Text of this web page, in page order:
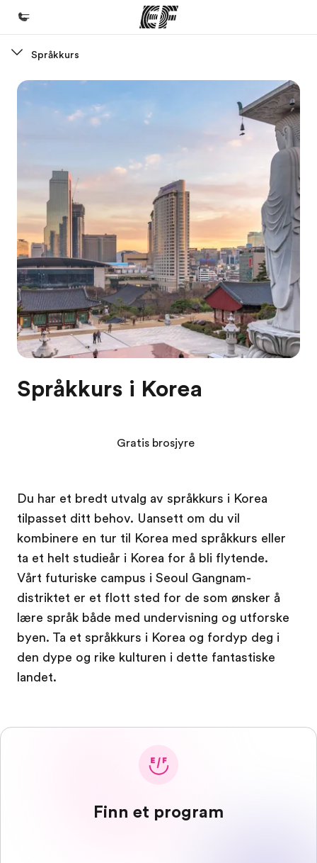
Velkommen til EF
Programmer
Kontorer
Om oss
Hvem vi er
Karriere
Bli en del av vårt team
Språkkurs
Språkkurs i Korea
Du har et bredt utvalg av språkkurs i Korea
tilpasset ditt behov. Uansett om du vil
kombinere en tur til Korea med språkkurs eller
ta et helt studieår i Korea for å bli flytende.
Vårt futuriske campus i Seoul Gangnam-
distriktet er et flott sted for de som ønsker å
lære språk både med undervisning og utforske
byen. Ta et språkkurs i Korea og fordyp deg i
den dype og rike kulturen i dette fantastiske
landet.
Gratis brosjyre
Finn et program